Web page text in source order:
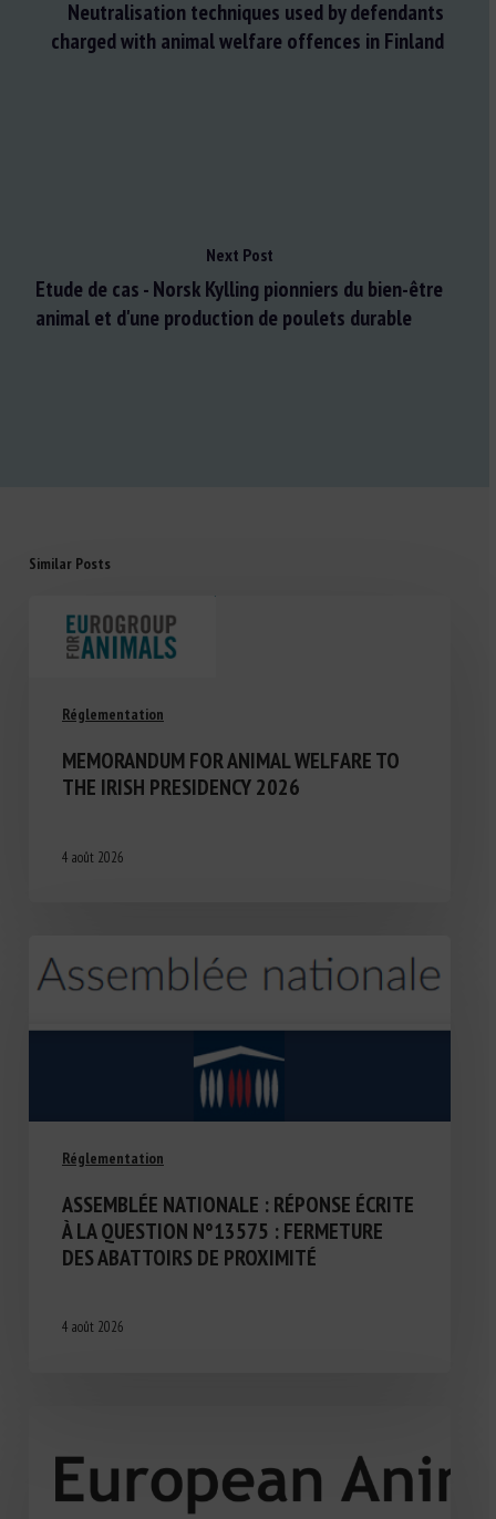
Neutralisation techniques used by defendants
charged with animal welfare offences in Finland
Next Post
Etude de cas - Norsk Kylling pionniers du bien-être
animal et d'une production de poulets durable
Similar Posts
Réglementation
MEMORANDUM FOR ANIMAL WELFARE TO
THE IRISH PRESIDENCY 2026
4 août 2026
Réglementation
ASSEMBLÉE NATIONALE : RÉPONSE ÉCRITE
À LA QUESTION N°13575 : FERMETURE
DES ABATTOIRS DE PROXIMITÉ
4 août 2026